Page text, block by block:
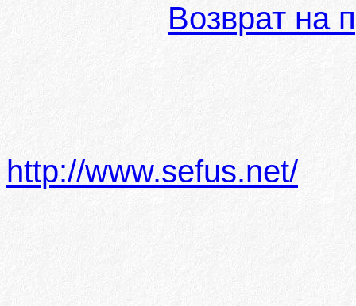
Возврат на
http://www.sefus.net/